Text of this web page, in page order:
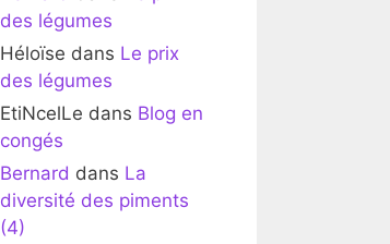
des légumes
Héloïse dans Le prix
des légumes
EtiNcelLe dans Blog en
congés
Bernard dans La
diversité des piments
(4)